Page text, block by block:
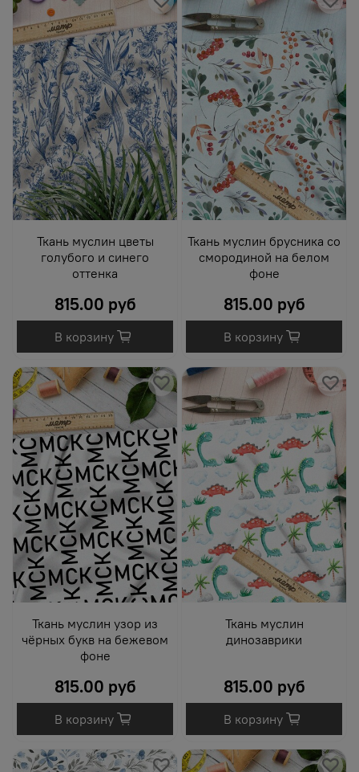
Ткань муслин цветы
голубого и синего
оттенка
815.00 руб
В корзину
Ткань муслин брусника со
смородиной на белом
фоне
815.00 руб
В корзину
Ткань муслин узор из
чёрных букв на бежевом
фоне
815.00 руб
В корзину
Ткань муслин
динозаврики
815.00 руб
В корзину